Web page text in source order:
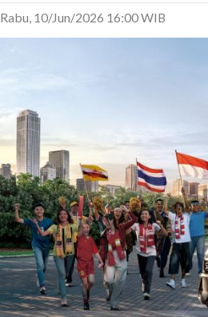
Rabu, 10/Jun/2026 16:00 WIB